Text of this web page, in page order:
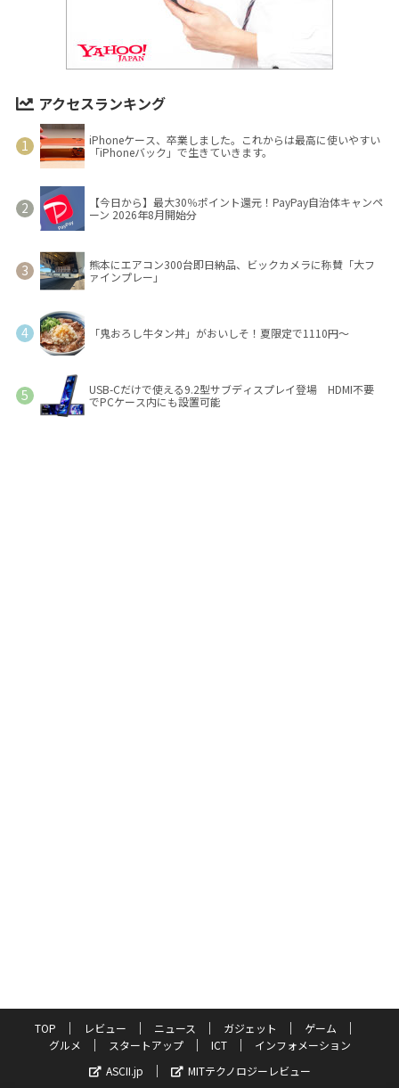
アクセスランキング
iPhoneケース、卒業しました。これからは最高に使いやすい
「iPhoneバック」で生きていきます。
【今日から】最大30％ポイント還元！PayPay自治体キャンペ
ーン 2026年8月開始分
熊本にエアコン300台即日納品、ビックカメラに称賛「大フ
ァインプレー」
「鬼おろし牛タン丼」がおいしそ！夏限定で1110円～
USB-Cだけで使える9.2型サブディスプレイ登場 HDMI不要
でPCケース内にも設置可能
TOP レビュー ニュース ガジェット
ゲーム
グルメ
スタートアップ ICT
インフォメーション
ASCII.jp
MITテクノロジーレビュー